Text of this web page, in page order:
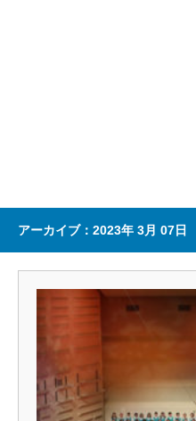
アーカイブ：2023年 3月 07日